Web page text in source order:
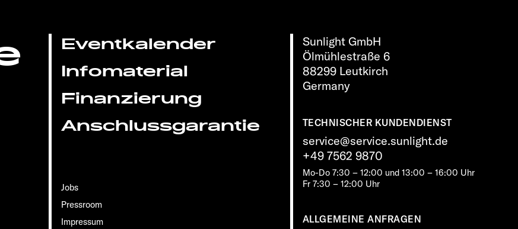
Sunlight GmbH
Ölmühlestraße 6
88299 Leutkirch
Germany
TECHNISCHER KUNDENDIENST
service@service.sunlight.de
+49 7562 9870
Mo-Do 7:30 – 12:00 und 13:00 – 16:00 Uhr
Fr 7:30 – 12:00 Uhr
ALLGEMEINE ANFRAGEN
Eventkalender
Infomaterial
Finanzierung
Anschlussgarantie
Jobs
Pressroom
Impressum